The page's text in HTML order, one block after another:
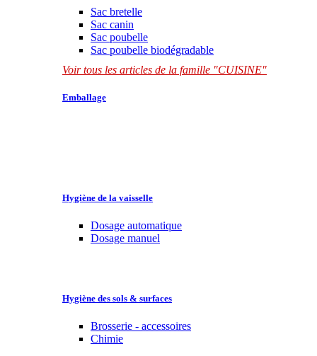
Sac bretelle
Sac canin
Sac poubelle
Sac poubelle biodégradable
Voir tous les articles de la famille "CUISINE"
Emballage
Hygiène de la vaisselle
Dosage automatique
Dosage manuel
Hygiène des sols & surfaces
Brosserie - accessoires
Chimie